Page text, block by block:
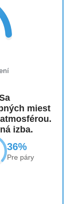
up bazénik
tenis
miest
izba.
36%
Pre páry